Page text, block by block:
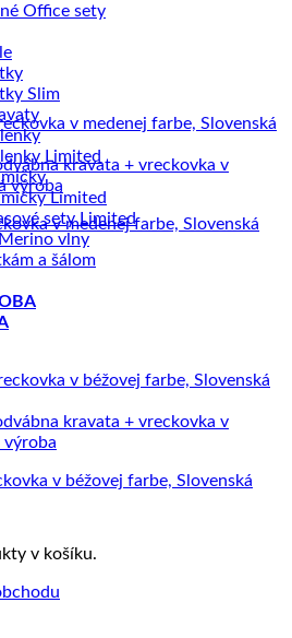
Office sety
Slim
Limited
Limited
sety Limited
vlny
a šálom
v košíku.
v medenej farbe, Slovenská
v béžovej farbe, Slovenská